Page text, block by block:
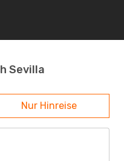
Sevilla
Nur Hinreise